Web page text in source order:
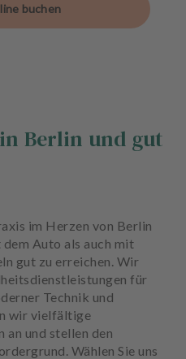
buchen
Berlin und gut
im Herzen von Berlin
Auto als auch mit
gut zu erreichen. Wir
für
Technik und
wir vielfältige
an und stellen den
Wählen Sie uns